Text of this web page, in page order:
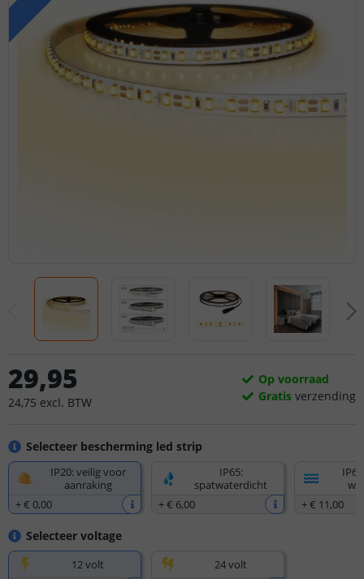
Selecteer bescherming led strip
IP20: veilig voor
aanraking
+€ 0,00
IP65:
spatwaterdicht
+€ 6,00
+€ 11,00
Selecteer voltage
12 volt
24 volt
29,95
24,75 excl. BTW
Op voorraad
Gratis verzending